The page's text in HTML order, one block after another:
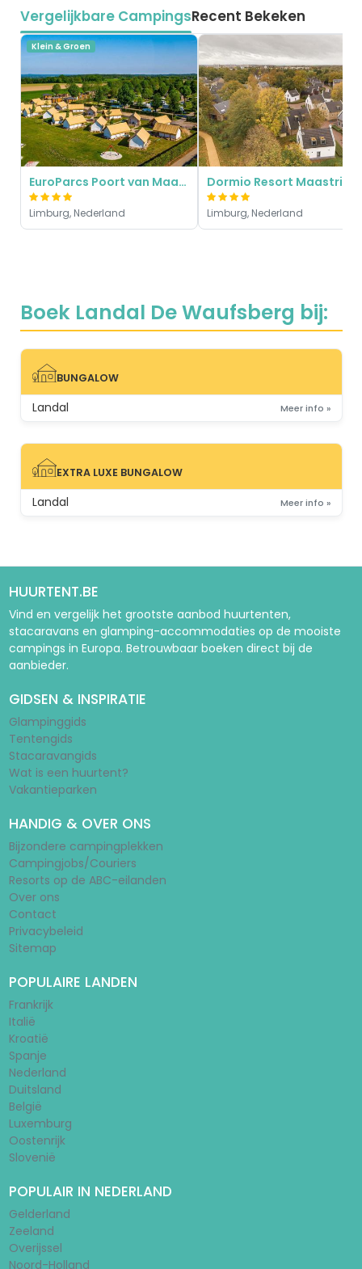
Boek Landal De Waufsberg bij:
BUNGALOW
BUNGALOW
Landal Meer info »
EXTRA LUXE BUNGALOW
EXTRA LUXE BUNGALOW
Landal Meer info »
Vergelijkbare CampingsRecent Bekeken
Klein & Groen
EuroParcs Poort van Maastricht
Limburg, Nederland
Dormio Resort Maastricht
Limburg, Nederland
HUURTENT.BE
Vind en vergelijk het grootste aanbod huurtenten,
stacaravans en glamping-accommodaties op de mooiste
campings in Europa. Betrouwbaar boeken direct bij de
aanbieder.
GIDSEN & INSPIRATIE
Glampinggids
Tentengids
Stacaravangids
Wat is een huurtent?
Vakantieparken
HANDIG & OVER ONS
Bijzondere campingplekken
Campingjobs/Couriers
Resorts op de ABC-eilanden
Over ons
Contact
Privacybeleid
Sitemap
POPULAIRE LANDEN
Frankrijk
Italië
Kroatië
Spanje
Nederland
Duitsland
België
Luxemburg
Oostenrijk
Slovenië
POPULAIR IN NEDERLAND
Gelderland
Zeeland
Overijssel
Noord-Holland